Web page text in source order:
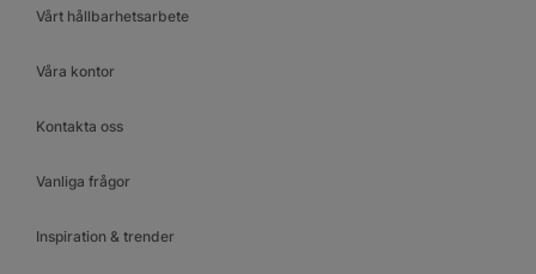
Vårt hållbarhetsarbete
Våra kontor
Kontakta oss
Vanliga frågor
Inspiration & trender